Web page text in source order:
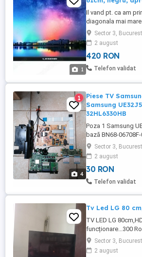
1
Il vand pt. ca am
diagonala mai mare
GENERALE Tip :
Smart TV VIDEO
Tip display : LED
pixeli Timp de
imagine : 16:9
Sector 3,
2 august
420 RON
Telefon validat
4
1
Piese TV
Samsung
32HL6330HB
Poza 1 Samsung
bază BN68-
Button Switch
receiver
BN4400698A=170
lei Banda pamblica
27044N=50 lei
30335A=50 lei
Sector 3,
2 august
30 RON
Telefon validat
Tv Led LG 80
TV LED LG
funcționare...300
Sector 3,
2 august